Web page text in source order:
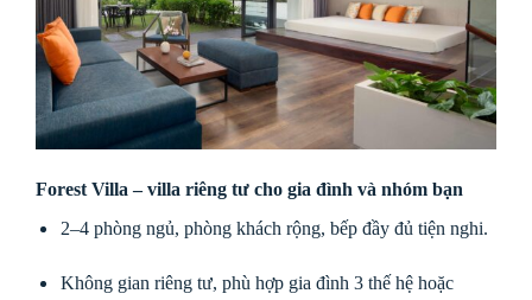
Forest Villa – villa riêng tư cho gia đình và nhóm bạn
2–4 phòng ngủ, phòng khách rộng, bếp đầy đủ tiện nghi.
Không gian riêng tư, phù hợp gia đình 3 thế hệ hoặc